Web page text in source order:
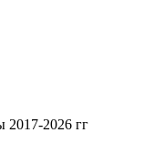
2026 гг